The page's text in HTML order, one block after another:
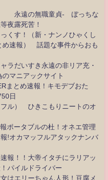
永遠の無職童貞- ぼっちな
夜露死苦！
くす！（新・ナンノひゃくし
め速報） 話題な事件からおも
ラだいすき永遠の非リア充・
マニアックサイト
まとめ速報！キモデブおた
日
ル） ひきこもりニートのオ
ポータブルの杜！オネエ管理
!オカマッフルアタックナンバ
報！！大帝イタチにラリアッ
パイルドライバー
はエリーちゃん人形！豆腐メ